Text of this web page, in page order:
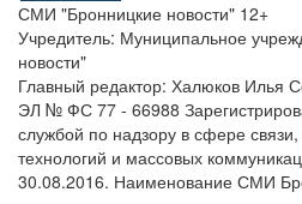
СМИ "Бронницкие новости" 12+
Учредитель: Муниципальное
новости"
Главный редактор: Халюков Илья
ЭЛ № ФС 77 - 66988
службой по надзору в сфере
технологий и массовых
30.08.2016. Наименование СМИ